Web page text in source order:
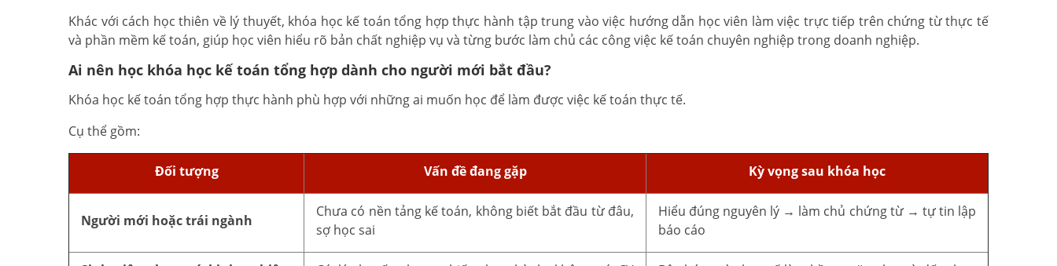
Khác với cách học thiên về lý thuyết, khóa học kế toán tổng hợp thực hành tập trung vào việc hướng dẫn học viên làm việc trực tiếp trên chứng từ thực tế
và phần mềm kế toán, giúp học viên hiểu rõ bản chất nghiệp vụ và từng bước làm chủ các công việc kế toán chuyên nghiệp trong doanh nghiệp.
Ai nên học khóa học kế toán tổng hợp dành cho người mới bắt đầu?
Khóa học kế toán tổng hợp thực hành phù hợp với những ai muốn học để làm được việc kế toán thực tế.
Cụ thể gồm:
Đối tượng Vấn đề đang gặp Kỳ vọng sau khóa học
Người mới hoặc trái ngành
Chưa có nền tảng kế toán, không biết bắt đầu từ đâu,
sợ học sai
Hiểu đúng nguyên lý → làm chủ chứng từ → tự tin lập
báo cáo